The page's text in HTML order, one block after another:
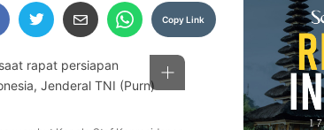
Copy Link